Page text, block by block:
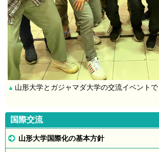
▲ 山形大学とガジャマダ大学の交流イベントで
国際交流
山形大学国際化の基本方針